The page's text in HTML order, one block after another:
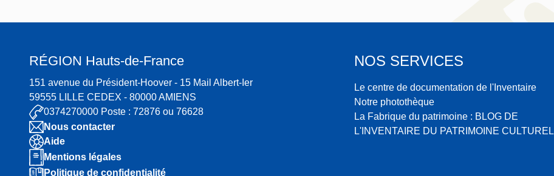
RÉGION Hauts-de-France
151 avenue du Président-Hoover - 15 Mail Albert-Ier
59555 LILLE CEDEX - 80000 AMIENS
0374270000 Poste : 72876 ou 76628
Nous contacter
Aide
Mentions légales
Politique de confidentialité
NOS SERVICES
Le centre de documentation de l'Inventaire
Notre photothèque
La Fabrique du patrimoine : BLOG DE
L'INVENTAIRE DU PATRIMOINE CULTUREL